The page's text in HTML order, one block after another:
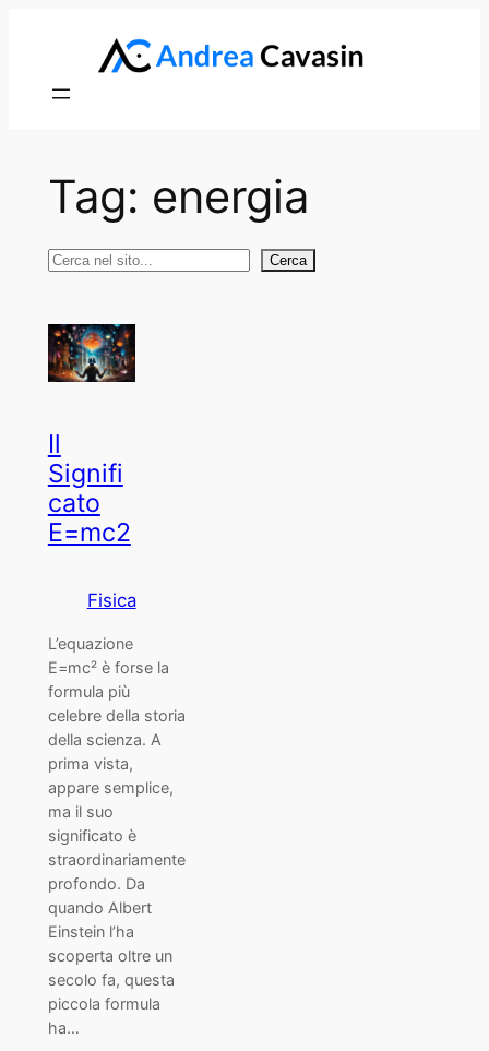
Tag: energia
Cerca Cerca
Il
Signifi
cato
E=mc2
Fisica
L’equazione
E=mc² è forse la
formula più
celebre della storia
della scienza. A
prima vista,
appare semplice,
ma il suo
significato è
straordinariamente
profondo. Da
quando Albert
Einstein l’ha
scoperta oltre un
secolo fa, questa
piccola formula
ha…